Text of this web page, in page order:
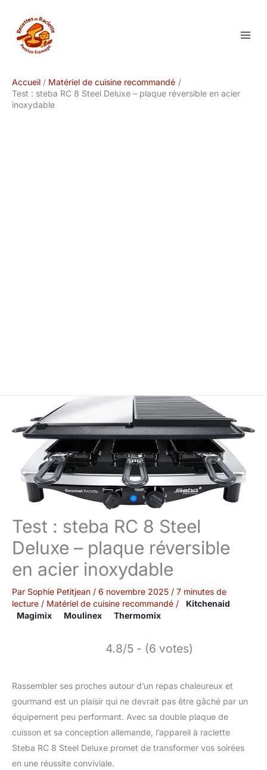
contenu
Accueil
Matériel de cuisine recommandé
Test : steba RC 8 Steel Deluxe – plaque réversible en acier
inoxydable
Test : steba RC 8 Steel
Deluxe – plaque réversible
en acier inoxydable
Par Sophie Petitjean / 6 novembre 2025 / 7 minutes de
lecture / Matériel de cuisine recommandé /
Kitchenaid
Magimix
Moulinex Thermomix
4.8/5 - (6 votes)
Rassembler ses proches autour d’un repas chaleureux et
gourmand est un plaisir qui ne devrait pas être gâché par un
équipement peu performant. Avec sa double plaque de
cuisson et sa conception allemande, l’appareil à raclette
Steba RC 8 Steel Deluxe promet de transformer vos soirées
en une réussite conviviale.